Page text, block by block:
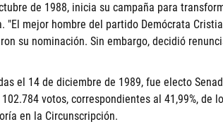
de 1988, inicia su campaña para
mejor hombre del partido Demócrata
su nominación. Sin embargo, decidió
el 14 de diciembre de 1989, fue electo
votos, correspondientes al 41,99%, de
en la Circunscripción.